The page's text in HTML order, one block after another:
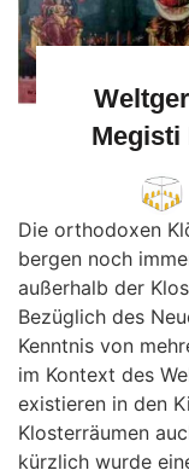
Megisti
Die orthodoxen
bergen noch
außerhalb der
Bezüglich des
Kenntnis von
im Kontext des
existieren in den
Klosterräumen
kürzlich wurde